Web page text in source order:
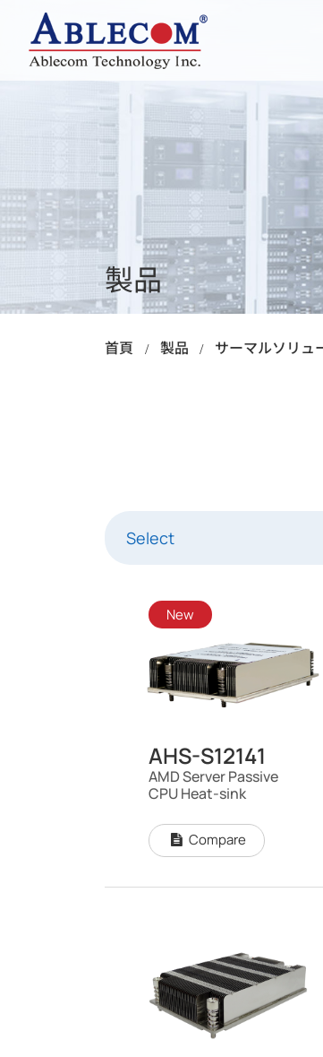
革新的
サーバ
ラック
タワー /
エンベ
ファン
AI/
製品
首頁 製品 サーマルソリュ
New
AHS-S12141
AMD Server Passive
CPU Heat-sink
Compare